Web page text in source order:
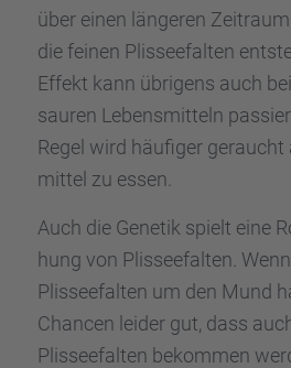
über einen länge­ren
die feinen Plissee­fal­ten
Effekt kann übrigens auch
sauren Lebens­mit­teln
Regel wird häufi­ger
mit­tel zu essen.
Auch die Genetik spielt eine
hung von Plissee­fal­ten.
Plissee­fal­ten um den Mund
Chancen leider gut, dass
Plissee­fal­ten bekom­men